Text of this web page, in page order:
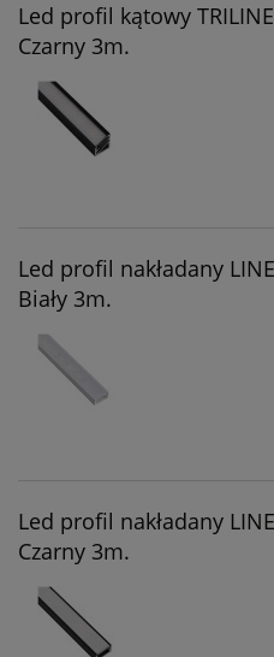
Led profil kątowy
Czarny 3m.
Led profil nakładany
Biały 3m.
Led profil nakładany
Czarny 3m.